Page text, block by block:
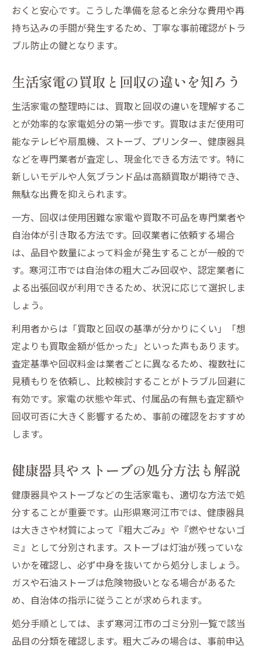
おくと安心です。こうした準備を怠ると余分な費用や再
持ち込みの手間が発生するため、丁寧な事前確認がトラ
ブル防止の鍵となります。
生活家電の買取と回収の違いを知ろう
生活家電の整理時には、買取と回収の違いを理解するこ
とが効率的な家電処分の第一歩です。買取はまだ使用可
能なテレビや扇風機、ストーブ、プリンター、健康器具
などを専門業者が査定し、現金化できる方法です。特に
新しいモデルや人気ブランド品は高額買取が期待でき、
無駄な出費を抑えられます。
一方、回収は使用困難な家電や買取不可品を専門業者や
自治体が引き取る方法です。回収業者に依頼する場合
は、品目や数量によって料金が発生することが一般的で
す。寒河江市では自治体の粗大ごみ回収や、認定業者に
よる出張回収が利用できるため、状況に応じて選択しま
しょう。
利用者からは「買取と回収の基準が分かりにくい」「想
定よりも買取金額が低かった」といった声もあります。
査定基準や回収料金は業者ごとに異なるため、複数社に
見積もりを依頼し、比較検討することがトラブル回避に
有効です。家電の状態や年式、付属品の有無も査定額や
回収可否に大きく影響するため、事前の確認をおすすめ
します。
健康器具やストーブの処分方法も解説
健康器具やストーブなどの生活家電も、適切な方法で処
分することが重要です。山形県寒河江市では、健康器具
は大きさや材質によって『粗大ごみ』や『燃やせないゴ
ミ』として分別されます。ストーブは灯油が残っていな
いかを確認し、必ず中身を抜いてから処分しましょう。
ガスや石油ストーブは危険物扱いとなる場合があるた
め、自治体の指示に従うことが求められます。
処分手順としては、まず寒河江市のゴミ分別一覧で該当
品目の分類を確認します。粗大ごみの場合は、事前申込